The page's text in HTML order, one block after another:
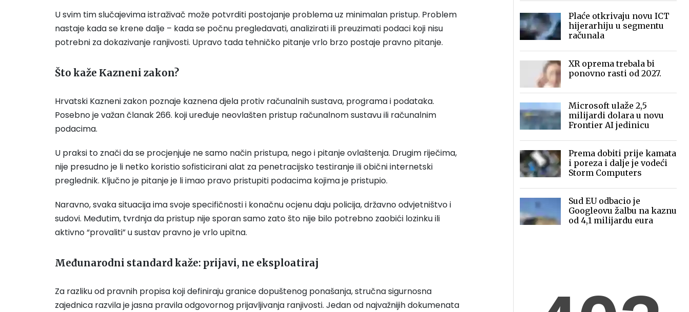
U svim tim slučajevima istraživač može potvrditi postojanje problema uz minimalan pristup. Problem
nastaje kada se krene dalje – kada se počnu pregledavati, analizirati ili preuzimati podaci koji nisu
potrebni za dokazivanje ranjivosti. Upravo tada tehničko pitanje vrlo brzo postaje pravno pitanje.
Što kaže Kazneni zakon?
Hrvatski Kazneni zakon poznaje kaznena djela protiv računalnih sustava, programa i podataka.
Posebno je važan članak 266. koji uređuje neovlašten pristup računalnom sustavu ili računalnim
podacima.
U praksi to znači da se procjenjuje ne samo način pristupa, nego i pitanje ovlaštenja. Drugim riječima,
nije presudno je li netko koristio sofisticirani alat za penetracijsko testiranje ili obični internetski
preglednik. Ključno je pitanje je li imao pravo pristupiti podacima kojima je pristupio.
Naravno, svaka situacija ima svoje specifičnosti i konačnu ocjenu daju policija, državno odvjetništvo i
sudovi. Međutim, tvrdnja da pristup nije sporan samo zato što nije bilo potrebno zaobići lozinku ili
aktivno “provaliti” u sustav pravno je vrlo upitna.
Međunarodni standard kaže: prijavi, ne eksploatiraj
Za razliku od pravnih propisa koji definiraju granice dopuštenog ponašanja, stručna sigurnosna
zajednica razvila je jasna pravila odgovornog prijavljivanja ranjivosti. Jedan od najvažnijih dokumenata
Plaće otkrivaju novu ICT
hijerarhiju u segmentu
računala
XR oprema trebala bi
ponovno rasti od 2027.
Microsoft ulaže 2,5
milijardi dolara u novu
Frontier AI jedinicu
Prema dobiti prije kamata
i poreza i dalje je vodeći
Storm Computers
Sud EU odbacio je
Googleovu žalbu na kaznu
od 4,1 milijardu eura